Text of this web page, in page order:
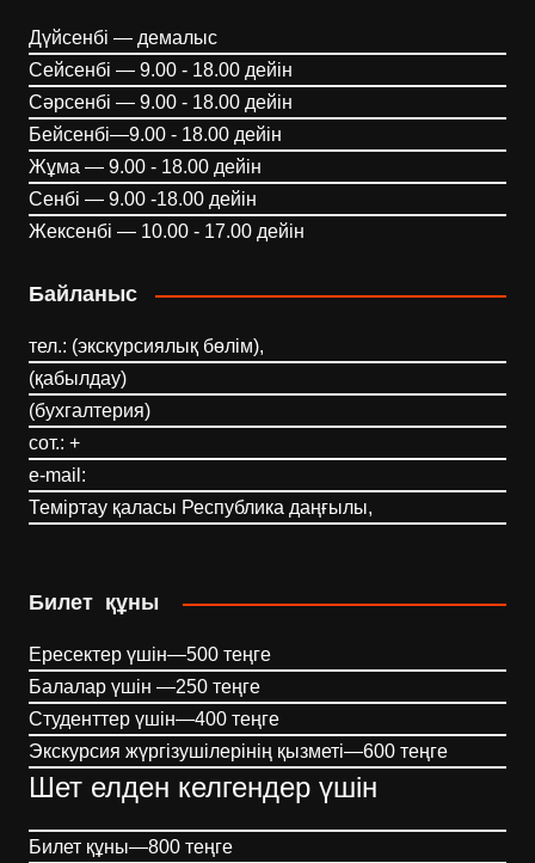
Дүйсенбі — демалыс
Сейсенбі — 9.00 - 18.00 дейін
Сәрсенбі — 9.00 - 18.00 дейін
Бейсенбі—9.00 - 18.00 дейін
Жұма — 9.00 - 18.00 дейін
Сенбі — 9.00 -18.00 дейін
Жексенбі — 10.00 - 17.00 дейін
Байланыс
тел.: (экскурсиялық бөлім),
(қабылдау)
(бухгалтерия)
сот.: +
e-mail:
Теміртау қаласы Республика даңғылы,
Билет құны
Ересектер үшін—500 теңге
Балалар үшін —250 теңге
Студенттер үшін—400 теңге
Экскурсия жүргізушілерінің қызметі—600 теңге
Шет елден келгендер үшін
Билет құны—800 теңге